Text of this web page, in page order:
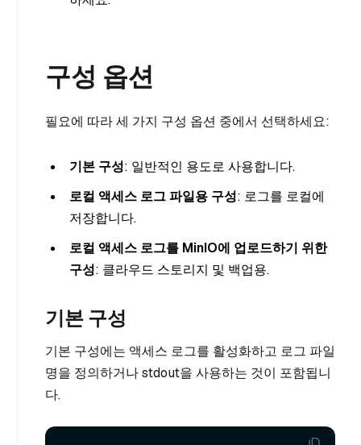
구성 옵션
필요에 따라 세 가지 구성 옵션 중에서 선택하세요:
기본 구성: 일반적인 용도로 사용합니다.
로컬 액세스 로그 파일용 구성: 로그를 로컬에
저장합니다.
로컬 액세스 로그를 MinIO에 업로드하기 위한
구성: 클라우드 스토리지 및 백업용.
기본 구성
기본 구성에는 액세스 로그를 활성화하고 로그 파일
명을 정의하거나 stdout을 사용하는 것이 포함됩니
다.